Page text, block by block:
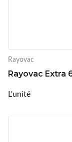
Rayovac
Rayovac Extra
L'unité